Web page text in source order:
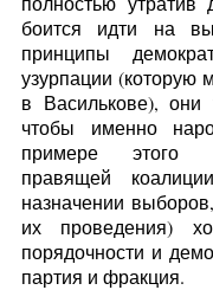
боится идти на
принципы
узурпации (которую
в Василькове), они
чтобы именно
примере этого
правящей
назначении
их проведения)
порядочности и
партия и фракция.